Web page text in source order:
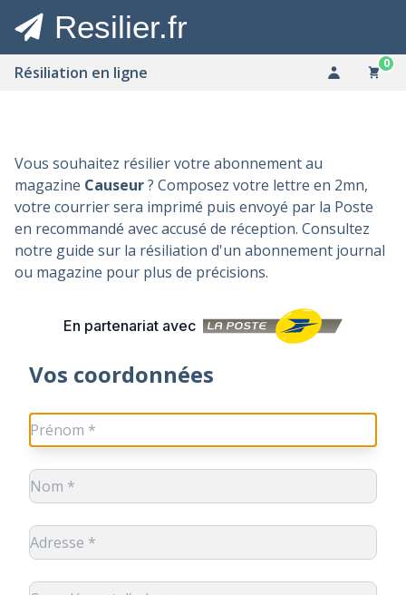
Resilier.fr
Résiliation en ligne 0
Vous souhaitez résilier votre abonnement au
magazine Causeur? Composez votre lettre en 2mn,
votre courrier sera imprimé puis envoyé par la Poste
en recommandé avec accusé de réception. Consultez
notre guide sur la résiliation d'un abonnement journal
ou magazine pour plus de précisions.
En partenariat avec
Vos coordonnées